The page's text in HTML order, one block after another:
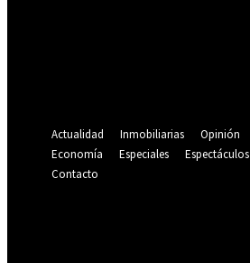
Actualidad
Inmobiliarias Opinión
Economía
Especiales Espectáculos
Contacto